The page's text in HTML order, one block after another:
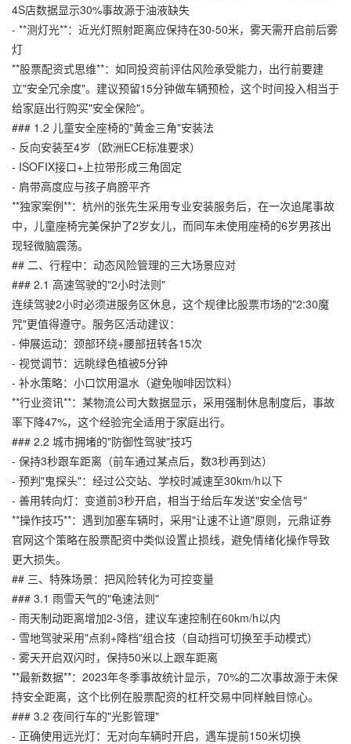
4S店数据显示30%事故源于油液缺失
- **测灯光**：近光灯照射距离应保持在30-50米，雾天需开启前后雾
灯
**股票配资式思维**：如同投资前评估风险承受能力，出行前要建
立"安全冗余度"。建议预留15分钟做车辆预检，这个时间投入相当于
给家庭出行购买"安全保险"。
### 1.2 儿童安全座椅的"黄金三角"安装法
- 反向安装至4岁（欧洲ECE标准要求）
- ISOFIX接口+上拉带形成三角固定
- 肩带高度应与孩子肩膀平齐
**独家案例**：杭州的张先生采用专业安装服务后，在一次追尾事故
中，儿童座椅完美保护了2岁女儿，而同车未使用座椅的6岁男孩出
现轻微脑震荡。
## 二、行程中：动态风险管理的三大场景应对
### 2.1 高速驾驶的"2小时法则"
连续驾驶2小时必须进服务区休息，这个规律比股票市场的"2:30魔
咒"更值得遵守。服务区活动建议：
- 伸展运动：颈部环绕+腰部扭转各15次
- 视觉调节：远眺绿色植被5分钟
- 补水策略：小口饮用温水（避免咖啡因饮料）
**行业资讯**：某物流公司大数据显示，采用强制休息制度后，事故
率下降47%，这个经验完全适用于家庭出行。
### 2.2 城市拥堵的"防御性驾驶"技巧
- 保持3秒跟车距离（前车通过某点后，数3秒再到达）
- 预判"鬼探头"：经过公交站、学校时减速至30km/h以下
- 善用转向灯：变道前3秒开启，相当于给后车发送"安全信号"
**操作技巧**：遇到加塞车辆时，采用"让速不让道"原则， 元鼎证券
官网这个策略在股票配资中类似设置止损线，避免情绪化操作导致
更大损失。
## 三、特殊场景：把风险转化为可控变量
### 3.1 雨雪天气的"龟速法则"
- 雨天制动距离增加2-3倍，建议车速控制在60km/h以内
- 雪地驾驶采用"点刹+降档"组合技（自动挡可切换至手动模式）
- 雾天开启双闪时，保持50米以上跟车距离
**最新数据**：2023年冬季事故统计显示，70%的二次事故源于未保
持安全距离，这个比例在股票配资的杠杆交易中同样触目惊心。
### 3.2 夜间行车的"光影管理"
- 正确使用远光灯：无对向车辆时开启，遇车提前150米切换